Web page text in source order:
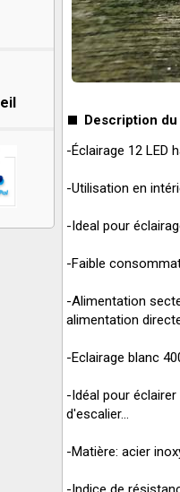
Description
-Éclairage 12 LED
-Utilisation en
-Ideal pour
-Faible
-Alimentation
alimentation
-Eclairage blanc
-Idéal pour
d'escalier...
-Matière: acier